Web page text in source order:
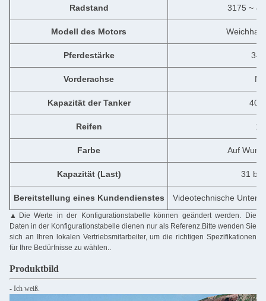
Radstand 3175 ~
Modell des Motors Weichhai
Pferdestärke
Vorderachse
Kapazität der Tanker 400
Reifen
Farbe Auf
Kapazität (Last) 31 bis
Bereitstellung eines Kundendienstes Videotechnische
▲ Die Werte in der Konfigurationstabelle können geändert werden. Die
Daten in der Konfigurationstabelle dienen nur als Referenz.Bitte wenden Sie
sich an Ihren lokalen Vertriebsmitarbeiter, um die richtigen Spezifikationen
für Ihre Bedürfnisse zu wählen..
Produktbild
- Ich weiß.